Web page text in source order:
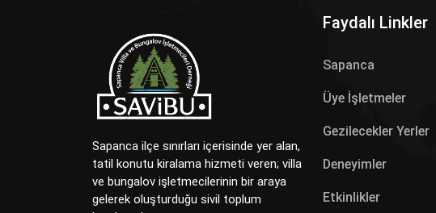
Sapanca ilçe sınırları içerisinde yer alan,
tatil konutu kiralama hizmeti veren; villa
ve bungalov işletmecilerinin bir araya
gelerek oluşturduğu sivil toplum
Faydalı Linkler
Sapanca
Üye İşletmeler
Gezilecekler Yerler
Deneyimler
Etkinlikler